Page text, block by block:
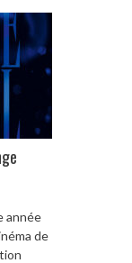
année
de